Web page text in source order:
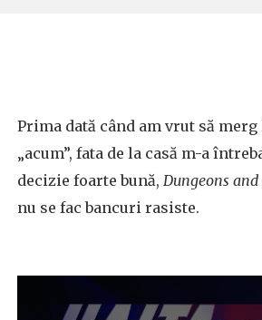
Prima dată când am vrut să merg
„acum”, fata de la casă m-a
decizie foarte bună, Dungeons and
nu se fac bancuri rasiste.